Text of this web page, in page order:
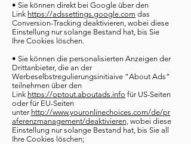
• Sie können direkt bei Google über den
Link https://adssettings.google.com das
Conversion-Tracking deaktivieren, wobei diese
Einstellung nur solange Bestand hat, bis Sie
Ihre Cookies löschen.
• Sie können die personalisierten Anzeigen der
Drittanbieter, die an der
Werbeselbstregulierungsinitiaive “About Ads”
teilnehmen über den
Link https://optout.aboutads.info für US-Seiten
oder für EU-Seiten
unter http://www.youronlinechoices.com/de/pr
aferenzmanagement/deaktivieren, wobei diese
Einstellung nur solange Bestand hat, bis Sie all
Ihre Cookies löschen;